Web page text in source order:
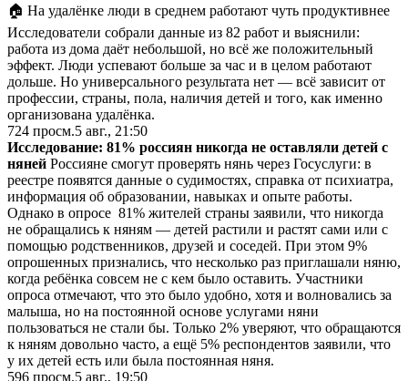
🏠 На удалёнке люди в среднем работают чуть продуктивнее
Исследователи собрали данные из 82 работ и выяснили:
работа из дома даёт небольшой, но всё же положительный
эффект. Люди успевают больше за час и в целом работают
дольше. Но универсального результата нет — всё зависит от
профессии, страны, пола, наличия детей и того, как именно
организована удалёнка.
724 просм.5 авг., 21:50
Исследование: 81% россиян никогда не оставляли детей с
няней Россияне смогут проверять нянь через Госуслуги: в
реестре появятся данные о судимостях, справка от психиатра,
информация об образовании, навыках и опыте работы.
Однако в опросе 81% жителей страны заявили, что никогда
не обращались к няням — детей растили и растят сами или с
помощью родственников, друзей и соседей. При этом 9%
опрошенных признались, что несколько раз приглашали няню,
когда ребёнка совсем не с кем было оставить. Участники
опроса отмечают, что это было удобно, хотя и волновались за
малыша, но на постоянной основе услугами няни
пользоваться не стали бы. Только 2% уверяют, что обращаются
к няням довольно часто, а ещё 5% респондентов заявили, что
у их детей есть или была постоянная няня.
596 просм.5 авг., 19:50